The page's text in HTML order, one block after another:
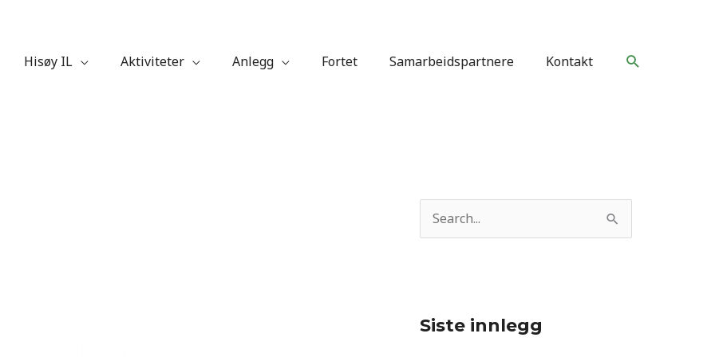
Hisøy IL Aktiviteter Anlegg Fortet Samarbeidspartnere Kontakt Søk
tSiste innlegg